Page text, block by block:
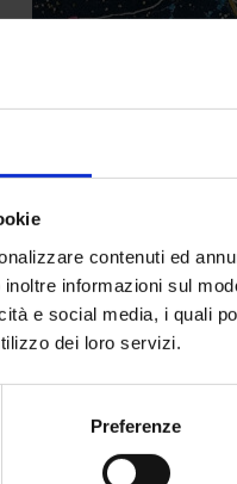
contenuti ed
informazioni sul
e social media, i quali
dei loro servizi.
Preferenze